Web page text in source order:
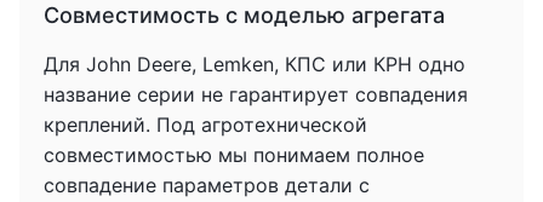
Совместимость с моделью агрегата
Для John Deere, Lemken, КПС или КРН одно
название серии не гарантирует совпадения
креплений. Под агротехнической
совместимостью мы понимаем полное
совпадение параметров детали с